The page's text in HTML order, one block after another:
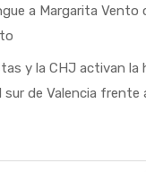
a Margarita Vento
y la CHJ activan la
sur de Valencia frente